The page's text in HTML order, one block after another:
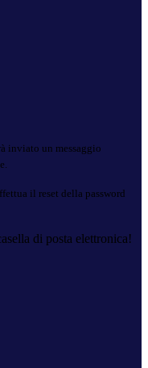
inviato un messaggio
il reset della password
di posta elettronica!